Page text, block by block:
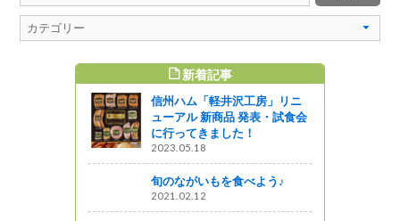
新着記事
信州ハム「軽井沢工房」リニ
ューアル 新商品 発表・試食会
に行ってきました！
2023.05.18
旬のながいもを食べよう♪
2021.02.12